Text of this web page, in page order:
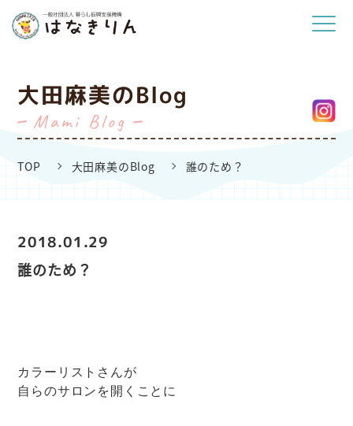
大田麻美のBlog
Mami Blog
TOP 大田麻美のBlog 誰のため？
2018.01.29
誰のため？
カラーリストさんが
自らのサロンを開くことに